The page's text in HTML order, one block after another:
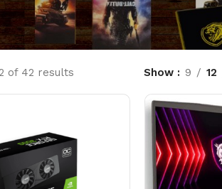
of 42 results Show 9 12